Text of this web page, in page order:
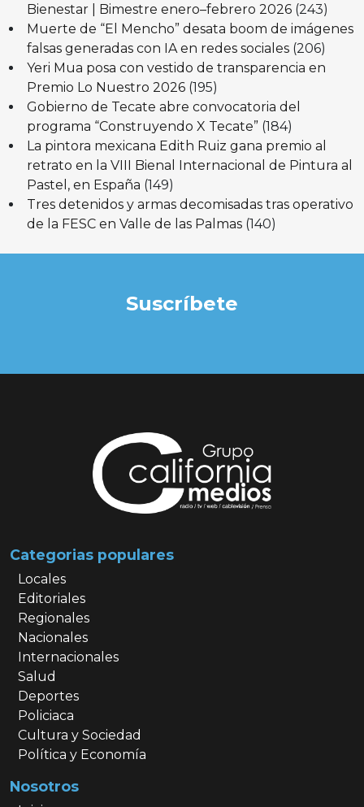
Bienestar | Bimestre enero–febrero 2026 (243)
Muerte de “El Mencho” desata boom de imágenes
falsas generadas con IA en redes sociales (206)
Yeri Mua posa con vestido de transparencia en
Premio Lo Nuestro 2026 (195)
Gobierno de Tecate abre convocatoria del
programa “Construyendo X Tecate” (184)
La pintora mexicana Edith Ruiz gana premio al
retrato en la VIII Bienal Internacional de Pintura al
Pastel, en España (149)
Tres detenidos y armas decomisadas tras operativo
de la FESC en Valle de las Palmas (140)
Suscríbete
Categorias populares
Locales
Editoriales
Regionales
Nacionales
Internacionales
Salud
Deportes
Policiaca
Cultura y Sociedad
Política y Economía
Nosotros